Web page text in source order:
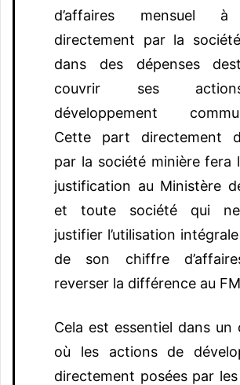
d’affaires mensuel à
directement par la
dans des dépenses
couvrir ses
développement
Cette part directement
par la société minière fera
justification au Ministère
et toute société qui
justifier l’utilisation
de son chiffre
reverser la différence au
Cela est essentiel dans un
où les actions de
directement posées par